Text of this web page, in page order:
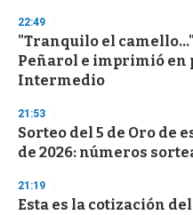
d
s
o
f
3
s
e
c
o
d
s
22:49
"Tranquilo el
Peñarol e imprimió en
Intermedio
21:53
Sorteo del 5 de Oro de
de 2026: números
21:19
Esta es la cotización